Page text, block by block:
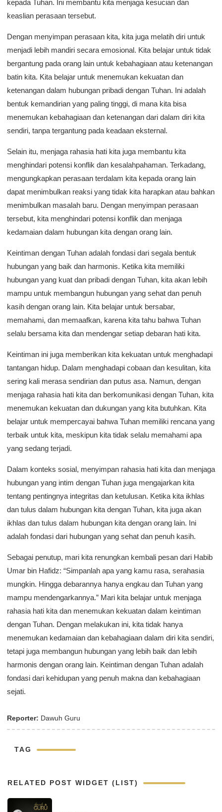
kepada Tuhan. Ini membantu kita menjaga kesucian dan
keaslian perasaan tersebut.
Dengan menyimpan perasaan kita, kita juga melatih diri untuk
menjadi lebih mandiri secara emosional. Kita belajar untuk tidak
bergantung pada orang lain untuk kebahagiaan atau ketenangan
batin kita. Kita belajar untuk menemukan kekuatan dan
ketenangan dalam hubungan pribadi dengan Tuhan. Ini adalah
bentuk kemandirian yang paling tinggi, di mana kita bisa
menemukan kebahagiaan dan ketenangan dari dalam diri kita
sendiri, tanpa tergantung pada keadaan eksternal.
Selain itu, menjaga rahasia hati kita juga membantu kita
menghindari potensi konflik dan kesalahpahaman. Terkadang,
mengungkapkan perasaan terdalam kita kepada orang lain
dapat menimbulkan reaksi yang tidak kita harapkan atau bahkan
menimbulkan masalah baru. Dengan menyimpan perasaan
tersebut, kita menghindari potensi konflik dan menjaga
kedamaian dalam hubungan kita dengan orang lain.
Keintiman dengan Tuhan adalah fondasi dari segala bentuk
hubungan yang baik dan harmonis. Ketika kita memiliki
hubungan yang kuat dan pribadi dengan Tuhan, kita akan lebih
mampu untuk membangun hubungan yang sehat dan penuh
kasih dengan orang lain. Kita belajar untuk bersabar,
memahami, dan memaafkan, karena kita tahu bahwa Tuhan
selalu bersama kita dan mendengar setiap debaran hati kita.
Keintiman ini juga memberikan kita kekuatan untuk menghadapi
tantangan hidup. Dalam menghadapi cobaan dan kesulitan, kita
sering kali merasa sendirian dan putus asa. Namun, dengan
menjaga rahasia hati kita dan berkomunikasi dengan Tuhan, kita
menemukan kekuatan dan dukungan yang kita butuhkan. Kita
belajar untuk mempercayai bahwa Tuhan memiliki rencana yang
terbaik untuk kita, meskipun kita tidak selalu memahami apa
yang sedang terjadi.
Dalam konteks sosial, menyimpan rahasia hati kita dan menjaga
hubungan yang intim dengan Tuhan juga mengajarkan kita
tentang pentingnya integritas dan ketulusan. Ketika kita ikhlas
dan tulus dalam hubungan kita dengan Tuhan, kita juga akan
ikhlas dan tulus dalam hubungan kita dengan orang lain. Ini
adalah fondasi dari hubungan yang sehat dan penuh kasih.
Sebagai penutup, mari kita renungkan kembali pesan dari Habib
Umar bin Hafidz: “Simpanlah apa yang kamu rasa, serahasia
mungkin. Hingga debarannya hanya engkau dan Tuhan yang
mampu mendengarkannya.” Mari kita belajar untuk menjaga
rahasia hati kita dan menemukan kekuatan dalam keintiman
dengan Tuhan. Dengan melakukan ini, kita tidak hanya
menemukan kedamaian dan kebahagiaan dalam diri kita sendiri,
tetapi juga membangun hubungan yang lebih baik dan lebih
harmonis dengan orang lain. Keintiman dengan Tuhan adalah
fondasi dari kehidupan yang penuh makna dan kebahagiaan
sejati.
Reporter: Dawuh Guru
TAG
RELATED POST WIDGET (LIST)